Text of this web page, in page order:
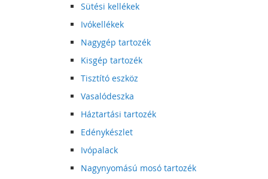
Sütési kellékek
Ivókellékek
Nagygép tartozék
Kisgép tartozék
Tisztító eszköz
Vasalódeszka
Háztartási tartozék
Edénykészlet
Ivópalack
Nagynyomású mosó tartozék